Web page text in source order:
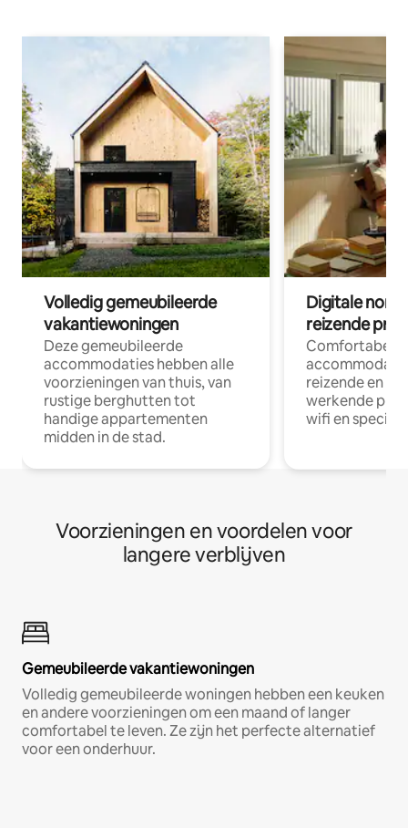
Volledig gemeubileerde
vakantiewoningen
Deze gemeubileerde
accommodaties hebben alle
voorzieningen van thuis, van
rustige berghutten tot
handige appartementen
midden in de stad.
Digitale
reizende
Comfortabele
reizende en
werkende
wifi en
Voorzieningen en voordelen voor
langere verblijven
Gemeubileerde vakantiewoningen
Volledig gemeubileerde woningen hebben een keuken
en andere voorzieningen om een maand of langer
comfortabel te leven. Ze zijn het perfecte alternatief
voor een onderhuur.